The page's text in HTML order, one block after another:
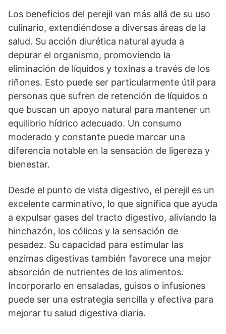
Los beneficios del perejil van más allá de su uso
culinario, extendiéndose a diversas áreas de la
salud. Su acción diurética natural ayuda a
depurar el organismo, promoviendo la
eliminación de líquidos y toxinas a través de los
riñones. Esto puede ser particularmente útil para
personas que sufren de retención de líquidos o
que buscan un apoyo natural para mantener un
equilibrio hídrico adecuado. Un consumo
moderado y constante puede marcar una
diferencia notable en la sensación de ligereza y
bienestar.
Desde el punto de vista digestivo, el perejil es un
excelente carminativo, lo que significa que ayuda
a expulsar gases del tracto digestivo, aliviando la
hinchazón, los cólicos y la sensación de
pesadez. Su capacidad para estimular las
enzimas digestivas también favorece una mejor
absorción de nutrientes de los alimentos.
Incorporarlo en ensaladas, guisos o infusiones
puede ser una estrategia sencilla y efectiva para
mejorar tu salud digestiva diaria.